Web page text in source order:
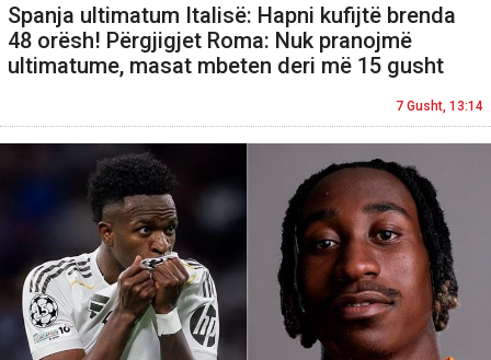
Spanja ultimatum Italisë: Hapni kufijtë brenda
48 orësh! Përgjigjet Roma: Nuk pranojmë
ultimatume, masat mbeten deri më 15 gusht
7 Gusht, 13:14